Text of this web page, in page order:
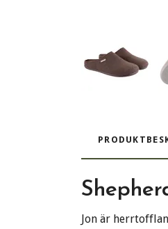
Jon är